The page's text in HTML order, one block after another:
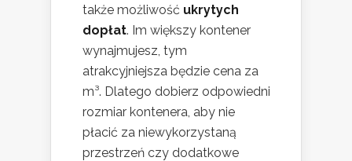
także możliwość ukrytych
dopłat. Im większy kontener
wynajmujesz, tym
atrakcyjniejsza będzie cena za
m³. Dlatego dobierz odpowiedni
rozmiar kontenera, aby nie
płacić za niewykorzystaną
przestrzeń czy dodatkowe